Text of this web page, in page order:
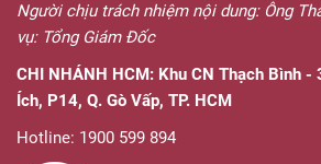
Người chịu trách nhiệm nội dung: Ông
vụ: Tổng Giám Đốc
CHI NHÁNH HCM: Khu CN Thạch Bình
Ích, P14, Q. Gò Vấp, TP. HCM
Hotline: 1900 599 894